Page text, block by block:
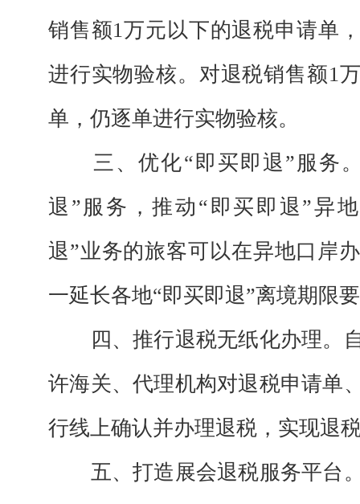
销售额1万元以下的退税申请单
进行实物验核。对退税销售额1
单，仍逐单进行实物验核。
三、优化“即买即退”服务。
退”服务，推动“即买即退”异
退”业务的旅客可以在异地口岸
一延长各地“即买即退”离境期限
四、推行退税无纸化办理。自
许海关、代理机构对退税申请单
行线上确认并办理退税，实现退
五、打造展会退税服务平台